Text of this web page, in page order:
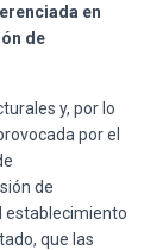
en
de
y, por lo
por el
de
establecimiento
que las